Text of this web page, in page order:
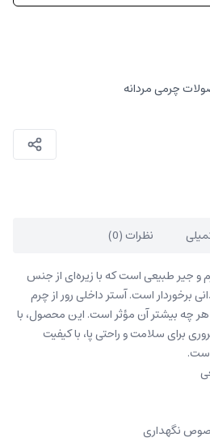
چرمی مردانه
نظرات (0)
جیر طبیعی است که با زیره‌ای از جنس
برخوردار است. آستر داخلی رور از چرم
چه بیشتر آن مؤثر است. این محصول، با
برای سلامت و راحتی پا، با کیفیت
نگهداری